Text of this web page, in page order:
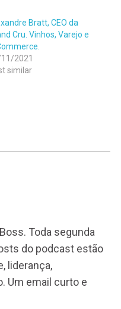
Bratt, CEO da
Cru. Vinhos, Varejo e
2021
similar
Toda segunda
do podcast estão
liderança,
Um email curto e